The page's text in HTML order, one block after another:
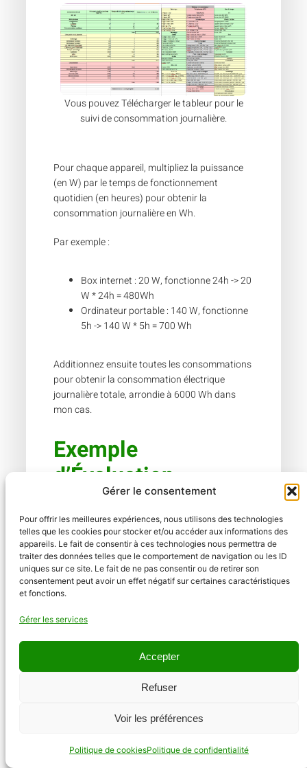
Gérer le consentement
Pour offrir les meilleures expériences, nous utilisons des technologies
telles que les cookies pour stocker et/ou accéder aux informations des
appareils. Le fait de consentir à ces technologies nous permettra de
traiter des données telles que le comportement de navigation ou les ID
uniques sur ce site. Le fait de ne pas consentir ou de retirer son
consentement peut avoir un effet négatif sur certaines caractéristiques
et fonctions.
Gérer les services
Accepter
Refuser
Voir les préférences
Politique de cookiesPolitique de confidentialité
Vous pouvez Télécharger le tableur pour le
suivi de consommation journalière.
Pour chaque appareil, multipliez la puissance
(en W) par le temps de fonctionnement
quotidien (en heures) pour obtenir la
consommation journalière en Wh.
Par exemple :
Box internet : 20 W, fonctionne 24h -> 20
W * 24h = 480Wh
Ordinateur portable : 140 W, fonctionne
5h -> 140 W * 5h = 700 Wh
Additionnez ensuite toutes les consommations
pour obtenir la consommation électrique
journalière totale, arrondie à 6000 Wh dans
mon cas.
Exemple
d’Évaluation
Pratique
Pour illustrer, prenons l’exemple de ma propre
consommation :
continu (24h/24)
consommant 720 Wh par jour.
Mon onduleur hybride consomme
également en continu, avec une
1440 Wh.
régulier: